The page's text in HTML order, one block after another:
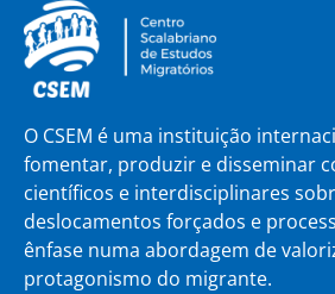
O CSEM é uma instituição
fomentar, produzir e disseminar
científicos e interdisciplinares
deslocamentos forçados e
ênfase numa abordagem de
protagonismo do migrante.